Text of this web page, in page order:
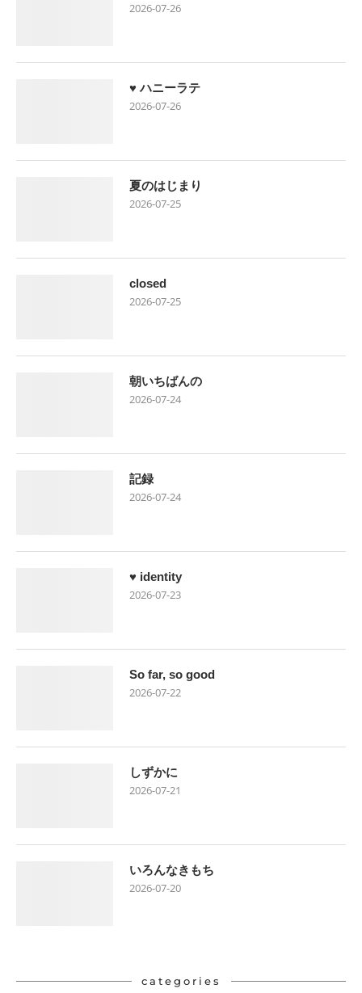
2026-07-26
♥ ハニーラテ
2026-07-26
夏のはじまり
2026-07-25
closed
2026-07-25
朝いちばんの
2026-07-24
記録
2026-07-24
♥ identity
2026-07-23
So far, so good
2026-07-22
しずかに
2026-07-21
いろんなきもち
2026-07-20
categories